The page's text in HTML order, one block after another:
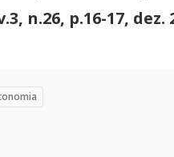
n.26, p.16-17,